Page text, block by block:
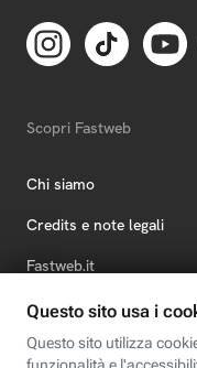
Scopri Fastweb
Chi siamo
Credits e note legali
Fastweb.it
Formazione
Fastweb Digital Academy